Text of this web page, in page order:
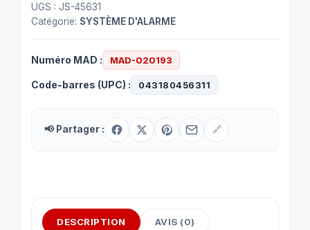
UGS : JS-45631
Catégorie: SYSTÈME D'ALARME
Numéro MAD : MAD-020193
Code-barres (UPC) : 043180456311
📢 Partager : 🔗
DESCRIPTION AVIS (0)